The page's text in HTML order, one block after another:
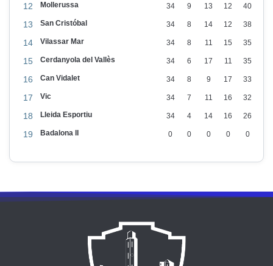
12 Mollerussa 34 9 13 12 40
13 San Cristóbal 34 8 14 12 38
14 Vilassar Mar 34 8 11 15 35
15 Cerdanyola del Vallès 34 6 17 11 35
16 Can Vidalet 34 8 9 17 33
17 Vic 34 7 11 16 32
18 Lleida Esportiu 34 4 14 16 26
19 Badalona II 0 0 0 0 0